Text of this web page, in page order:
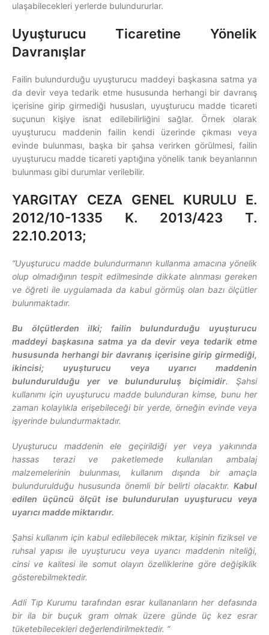
ulaşabilecekleri yerlerde bulundururlar.
Uyuşturucu Ticaretine Yönelik
Davranışlar
Failin bulundurduğu uyuşturucu maddeyi başkasına satma ya
da devir veya tedarik etme hususunda herhangi bir davranış
içerisine girip girmediği hususları, uyuşturucu madde ticareti
suçunun kişiye isnat edilebilirliğini sağlar. Örnek olarak
uyuşturucu maddenin failin kendi üzerinde çıkması veya
evinde bulunması, başka bir şahsa verirken görülmesi, failin
uyuşturucu madde ticareti yaptığına yönelik tanık beyanlarının
bulunması gibi durumlar verilebilir.
YARGITAY CEZA GENEL KURULU E.
2012/10-1335 K. 2013/423 T.
22.10.2013;
“Uyuşturucu madde bulundurmanın kullanma amacına yönelik
olup olmadığının tespit edilmesinde dikkate alınması gereken
ve öğreti ile uygulamada da kabul görmüş olan bazı ölçütler
bulunmaktadır.
Bu ölçütlerden ilki; failin bulundurduğu uyuşturucu
maddeyi başkasına satma ya da devir veya tedarik etme
hususunda herhangi bir davranış içerisine girip girmediği,
ikincisi; uyuşturucu veya uyarıcı maddenin
bulundurulduğu yer ve bulunduruluş biçimidir. Şahsi
kullanımı için uyuşturucu madde bulunduran kimse, bunu her
zaman kolaylıkla erişebileceği bir yerde, örneğin evinde veya
işyerinde bulundurmaktadır.
Uyuşturucu maddenin ele geçirildiği yer veya yakınında
hassas terazi ve paketlemede kullanılan ambalaj
malzemelerinin bulunması, kullanım dışında bir amaçla
bulundurulduğu hususunda önemli bir belirti olacaktır. Kabul
edilen üçüncü ölçüt ise bulundurulan uyuşturucu veya
uyarıcı madde miktarıdır.
Şahsi kullanım için kabul edilebilecek miktar, kişinin fiziksel ve
ruhsal yapısı ile uyuşturucu veya uyarıcı maddenin niteliği,
cinsi ve kalitesi ile somut olayın özelliklerine göre değişiklik
gösterebilmektedir.
Adli Tıp Kurumu tarafından esrar kullananların her defasında
bir ila bir buçuk gram olmak üzere günde üç kez esrar
tüketebilecekleri değerlendirilmektedir. “